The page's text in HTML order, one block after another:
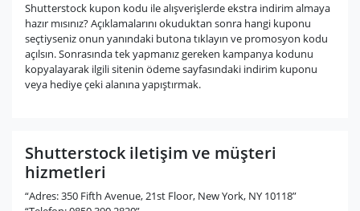
Shutterstock kupon kodu ile alışverişlerde ekstra indirim almaya
hazır mısınız? Açıklamalarını okuduktan sonra hangi kuponu
seçtiyseniz onun yanındaki butona tıklayın ve promosyon kodu
açılsın. Sonrasında tek yapmanız gereken kampanya kodunu
kopyalayarak ilgili sitenin ödeme sayfasındaki indirim kuponu
veya hediye çeki alanına yapıştırmak.
Shutterstock iletişim ve müşteri
hizmetleri
“Adres: 350 Fifth Avenue, 21st Floor, New York, NY 10118”